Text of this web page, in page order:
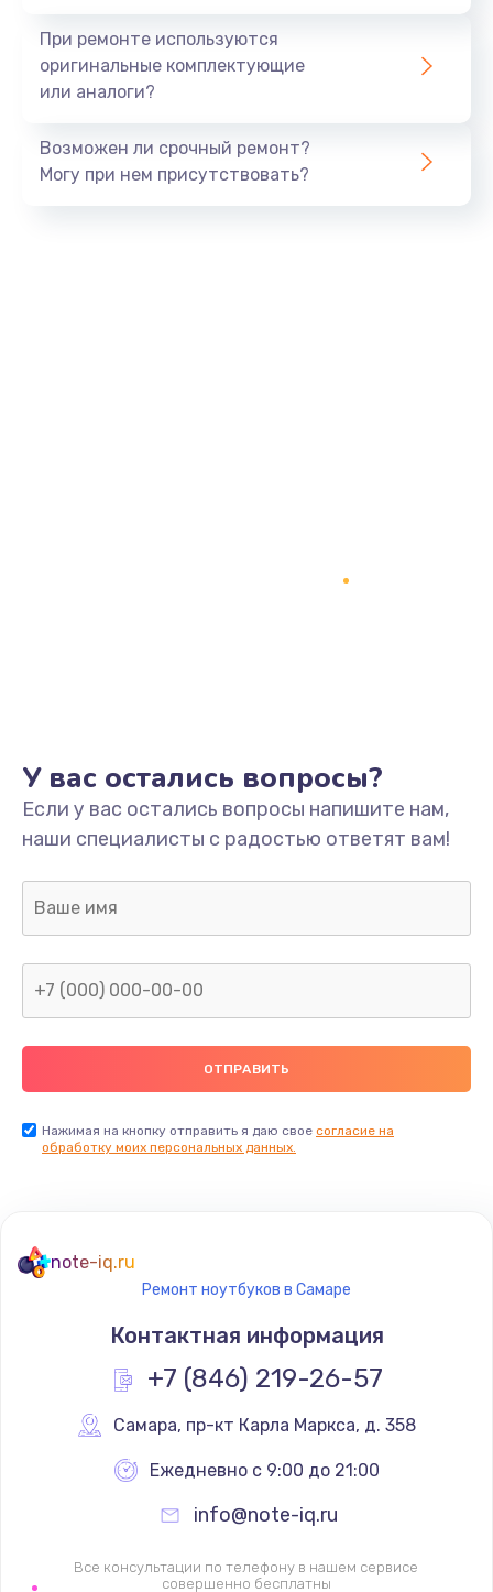
При ремонте используются
оригинальные комплектующие
или аналоги?
Возможен ли срочный ремонт?
Могу при нем присутствовать?
У вас остались вопросы?
Если у вас остались вопросы напишите нам,
наши специалисты с радостью ответят вам!
Нажимая на кнопку отправить я даю свое согласие на
обработку моих персональных данных.
note-iq.ru
Ремонт ноутбуков в Самаре
Контактная информация
+7 (846) 219-26-57
Самара, пр-кт Карла Маркса, д. 358
Ежедневно с 9:00 до 21:00
info@note-iq.ru
Все консультации по телефону в нашем сервисе
совершенно бесплатны